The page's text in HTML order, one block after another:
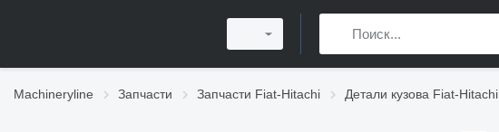
Machineryline Запчасти Запчасти Fiat-Hitachi Детали кузова Fiat-Hitachi